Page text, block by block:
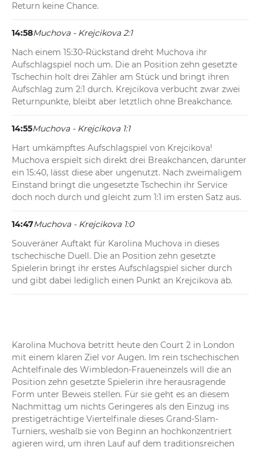
Return keine Chance.
14:58Muchova - Krejcikova 2:1
Nach einem 15:30-Rückstand dreht Muchova ihr
Aufschlagspiel noch um. Die an Position zehn gesetzte
Tschechin holt drei Zähler am Stück und bringt ihren
Aufschlag zum 2:1 durch. Krejcikova verbucht zwar zwei
Returnpunkte, bleibt aber letztlich ohne Breakchance.
14:55Muchova - Krejcikova 1:1
Hart umkämpftes Aufschlagspiel von Krejcikova!
Muchova erspielt sich direkt drei Breakchancen, darunter
ein 15:40, lässt diese aber ungenutzt. Nach zweimaligem
Einstand bringt die ungesetzte Tschechin ihr Service
doch noch durch und gleicht zum 1:1 im ersten Satz aus.
14:47Muchova - Krejcikova 1:0
Souveräner Auftakt für Karolina Muchova in dieses
tschechische Duell. Die an Position zehn gesetzte
Spielerin bringt ihr erstes Aufschlagspiel sicher durch
und gibt dabei lediglich einen Punkt an Krejcikova ab.
Karolina Muchova betritt heute den Court 2 in London
mit einem klaren Ziel vor Augen. Im rein tschechischen
Achtelfinale des Wimbledon-Fraueneinzels will die an
Position zehn gesetzte Spielerin ihre herausragende
Form unter Beweis stellen. Für sie geht es an diesem
Nachmittag um nichts Geringeres als den Einzug ins
prestigeträchtige Viertelfinale dieses Grand-Slam-
Turniers, weshalb sie von Beginn an hochkonzentriert
agieren wird, um ihren Lauf auf dem traditionsreichen